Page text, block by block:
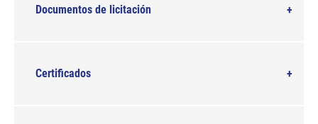
Documentos de licitación
Certificados